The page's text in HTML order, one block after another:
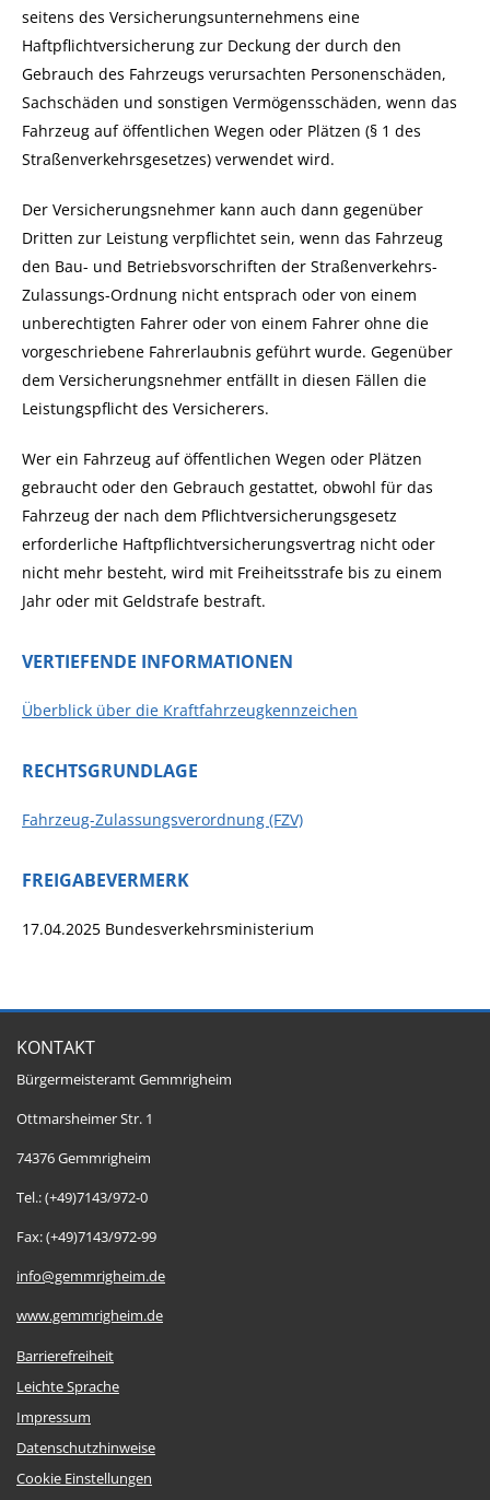
seitens des Versicherungsunternehmens eine
Haftpflichtversicherung zur Deckung der durch den
Gebrauch des Fahrzeugs verursachten Personenschäden,
Sachschäden und sonstigen Vermögensschäden, wenn das
Fahrzeug auf öffentlichen Wegen oder Plätzen (§ 1 des
Straßenverkehrsgesetzes) verwendet wird.
Der Versicherungsnehmer kann auch dann gegenüber
Dritten zur Leistung verpflichtet sein, wenn das Fahrzeug
den Bau- und Betriebsvorschriften der Straßenverkehrs-
Zulassungs-Ordnung nicht entsprach oder von einem
unberechtigten Fahrer oder von einem Fahrer ohne die
vorgeschriebene Fahrerlaubnis geführt wurde. Gegenüber
dem Versicherungsnehmer entfällt in diesen Fällen die
Leistungspflicht des Versicherers.
Wer ein Fahrzeug auf öffentlichen Wegen oder Plätzen
gebraucht oder den Gebrauch gestattet, obwohl für das
Fahrzeug der nach dem Pflichtversicherungsgesetz
erforderliche Haftpflichtversicherungsvertrag nicht oder
nicht mehr besteht, wird mit Freiheitsstrafe bis zu einem
Jahr oder mit Geldstrafe bestraft.
VERTIEFENDE INFORMATIONEN
Überblick über die Kraftfahrzeugkennzeichen
RECHTSGRUNDLAGE
Fahrzeug-Zulassungsverordnung (FZV)
FREIGABEVERMERK
17.04.2025 Bundesverkehrsministerium
KONTAKT
Bürgermeisteramt Gemmrigheim
Ottmarsheimer Str. 1
74376 Gemmrigheim
Tel.: (+49)7143/972-0
Fax: (+49)7143/972-99
info@gemmrigheim.de
www.gemmrigheim.de
Barrierefreiheit
Leichte Sprache
Impressum
Datenschutzhinweise
Cookie Einstellungen